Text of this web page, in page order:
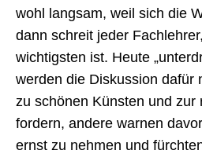
wohl langsam, weil sich die
dann schreit jeder
wichtigsten ist. Heute
werden die Diskussion dafür
zu schönen Künsten und zur
fordern, andere warnen
ernst zu nehmen und